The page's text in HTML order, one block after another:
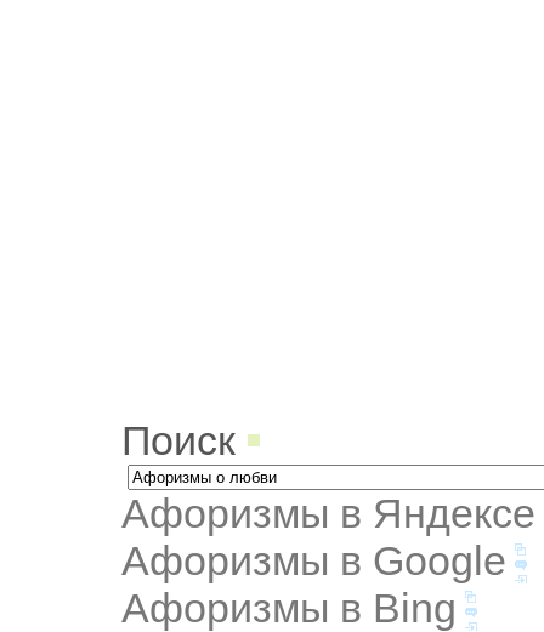
Поиск
Афоризмы в Яндексе
Афоризмы в Google
Афоризмы в Bing